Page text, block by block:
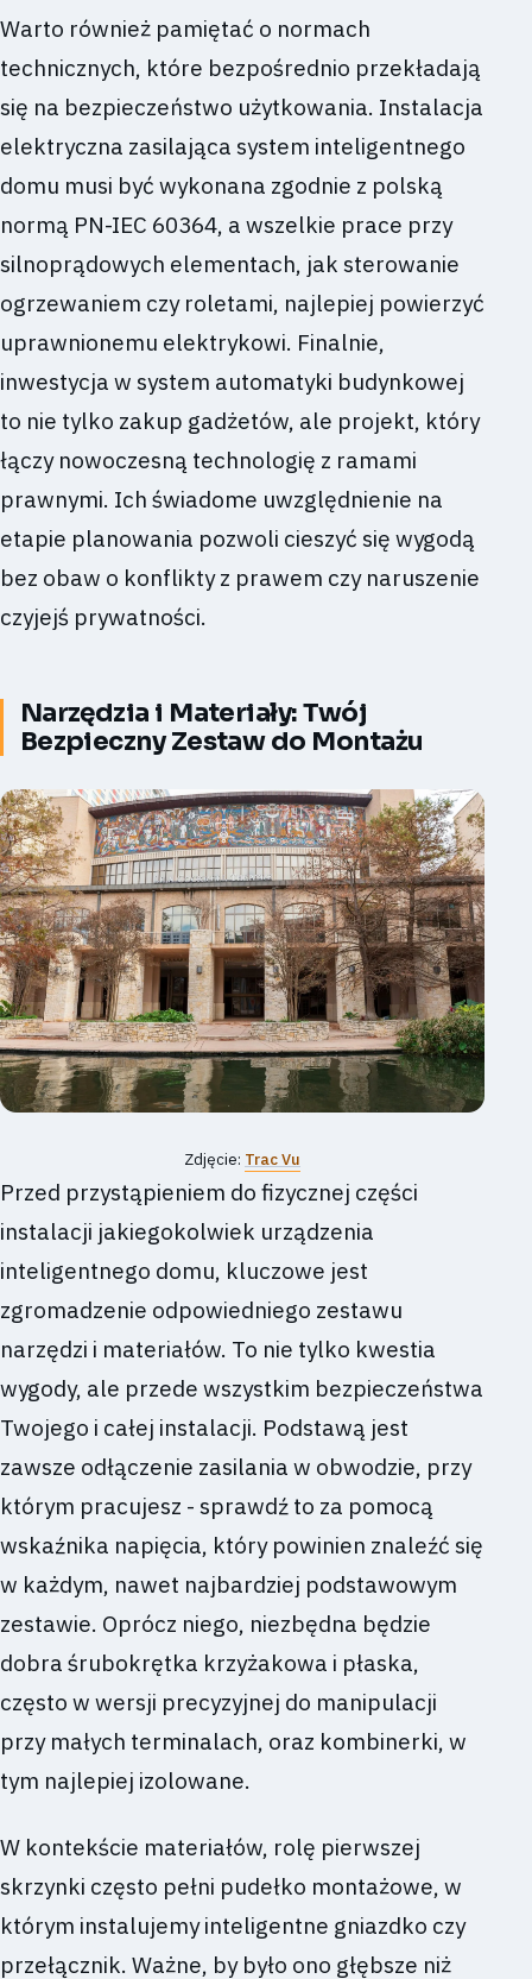
Warto również pamiętać o normach
technicznych, które bezpośrednio przekładają
się na bezpieczeństwo użytkowania. Instalacja
elektryczna zasilająca system inteligentnego
domu musi być wykonana zgodnie z polską
normą PN-IEC 60364, a wszelkie prace przy
silnoprądowych elementach, jak sterowanie
ogrzewaniem czy roletami, najlepiej powierzyć
uprawnionemu elektrykowi. Finalnie,
inwestycja w system automatyki budynkowej
to nie tylko zakup gadżetów, ale projekt, który
łączy nowoczesną technologię z ramami
prawnymi. Ich świadome uwzględnienie na
etapie planowania pozwoli cieszyć się wygodą
bez obaw o konflikty z prawem czy naruszenie
czyjejś prywatności.
Narzędzia i Materiały: Twój
Bezpieczny Zestaw do Montażu
Zdjęcie: Trac Vu
Przed przystąpieniem do fizycznej części
instalacji jakiegokolwiek urządzenia
inteligentnego domu, kluczowe jest
zgromadzenie odpowiedniego zestawu
narzędzi i materiałów. To nie tylko kwestia
wygody, ale przede wszystkim bezpieczeństwa
Twojego i całej instalacji. Podstawą jest
zawsze odłączenie zasilania w obwodzie, przy
którym pracujesz - sprawdź to za pomocą
wskaźnika napięcia, który powinien znaleźć się
w każdym, nawet najbardziej podstawowym
zestawie. Oprócz niego, niezbędna będzie
dobra śrubokrętka krzyżakowa i płaska,
często w wersji precyzyjnej do manipulacji
przy małych terminalach, oraz kombinerki, w
tym najlepiej izolowane.
W kontekście materiałów, rolę pierwszej
skrzynki często pełni pudełko montażowe, w
którym instalujemy inteligentne gniazdko czy
przełącznik. Ważne, by było ono głębsze niż